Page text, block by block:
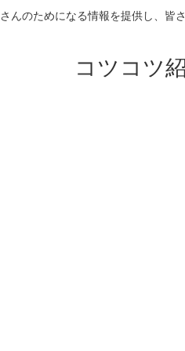
んのためになる情報を提供し、皆
コツコツ